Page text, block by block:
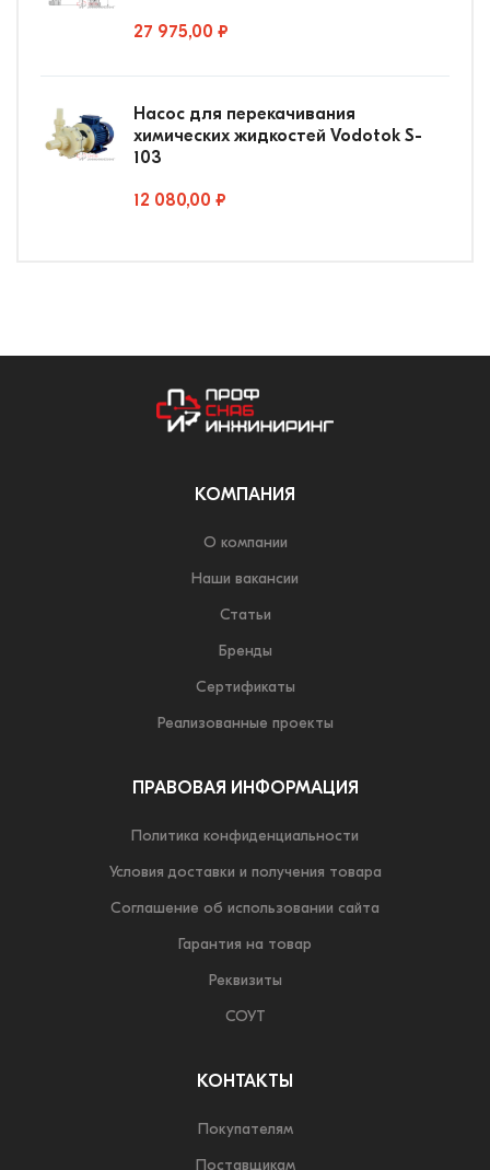
27 975,00 ₽
Насос для перекачивания
химических жидкостей Vodotok S-
103
12 080,00 ₽
КОМПАНИЯ
О компании
Наши вакансии
Статьи
Бренды
Сертификаты
Реализованные проекты
ПРАВОВАЯ ИНФОРМАЦИЯ
Политика конфиденциальности
Условия доставки и получения товара
Соглашение об использовании сайта
Гарантия на товар
Реквизиты
СОУТ
КОНТАКТЫ
Покупателям
Поставщикам